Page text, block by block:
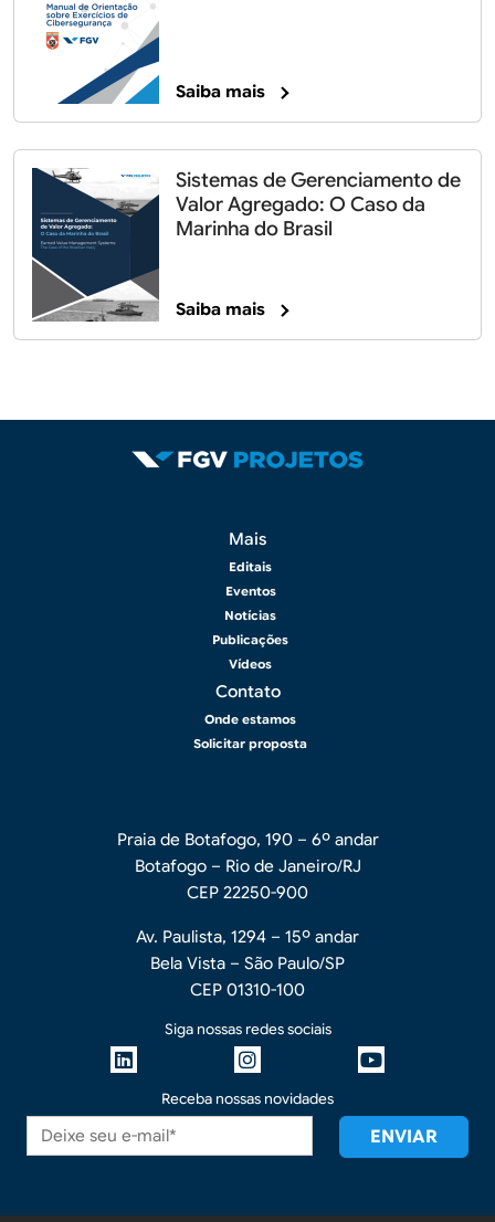
Saiba mais
Sistemas de Gerenciamento de
Valor Agregado: O Caso da
Marinha do Brasil
Saiba mais
Mais
Editais
Eventos
Notícias
Publicações
Vídeos
Contato
Onde estamos
Solicitar proposta
Praia de Botafogo, 190 – 6º andar
Botafogo – Rio de Janeiro/RJ
CEP 22250-900
Av. Paulista, 1294 – 15º andar
Bela Vista – São Paulo/SP
CEP 01310-100
Siga nossas redes sociais
Receba nossas novidades